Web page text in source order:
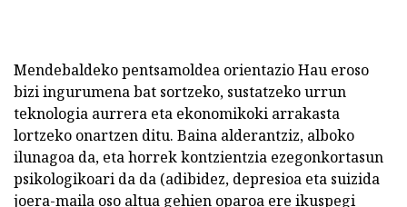
Mendebaldeko pentsamoldea orientazio Hau eroso
bizi ingurumena bat sortzeko, sustatzeko urrun
teknologia aurrera eta ekonomikoki arrakasta
lortzeko onartzen ditu. Baina alderantziz, alboko
ilunagoa da, eta horrek kontzientzia ezegonkortasun
psikologikoari da da (adibidez, depresioa eta suizida
joera-maila oso altua gehien oparoa ere ikuspegi